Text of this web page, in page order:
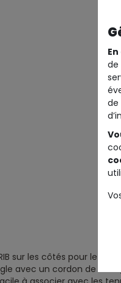
sur les côtés pour le
avec un cordon de
de
de